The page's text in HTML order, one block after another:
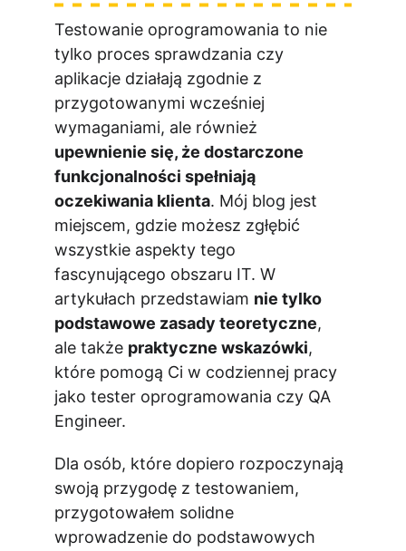
Testowanie oprogramowania to nie
tylko proces sprawdzania czy
aplikacje działają zgodnie z
przygotowanymi wcześniej
wymaganiami, ale również
upewnienie się, że dostarczone
funkcjonalności spełniają
oczekiwania klienta. Mój blog jest
miejscem, gdzie możesz zgłębić
wszystkie aspekty tego
fascynującego obszaru IT. W
artykułach przedstawiam nie tylko
podstawowe zasady teoretyczne,
ale także praktyczne wskazówki,
które pomogą Ci w codziennej pracy
jako tester oprogramowania czy QA
Engineer.
Dla osób, które dopiero rozpoczynają
swoją przygodę z testowaniem,
przygotowałem solidne
wprowadzenie do podstawowych